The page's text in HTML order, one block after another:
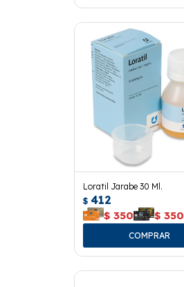
Loratil Jarabe 30 Ml.
$ 412
$ 350 $ 350